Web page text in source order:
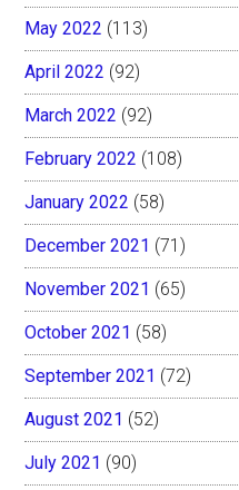
May 2022 (113)
April 2022 (92)
March 2022 (92)
February 2022 (108)
January 2022 (58)
December 2021 (71)
November 2021 (65)
October 2021 (58)
September 2021 (72)
August 2021 (52)
July 2021 (90)